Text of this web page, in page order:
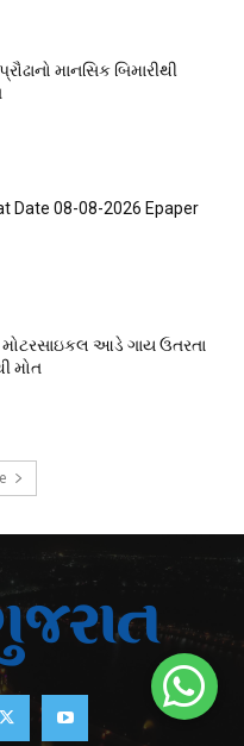
માનસિક બિમારીથી
Date 08-08-2026 Epaper
મોટરસાઇકલ આડે ગાય ઉતરતા
મોત